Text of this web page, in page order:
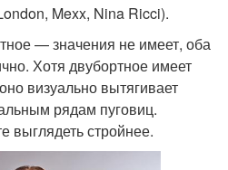
Mexx, Nina Ricci).
— значения не имеет, оба
Хотя двубортное имеет
визуально вытягивает
рядам пуговиц.
выглядеть стройнее.